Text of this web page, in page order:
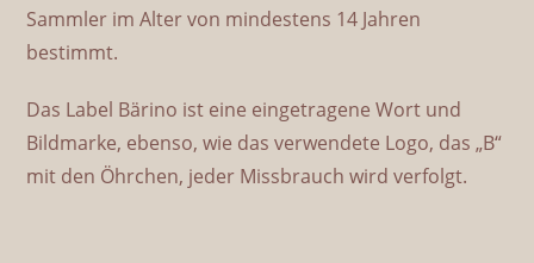
Sammler im Alter von mindestens 14 Jahren
bestimmt.
Das Label Bärino ist eine eingetragene Wort und
Bildmarke, ebenso, wie das verwendete Logo, das „B“
mit den Öhrchen, jeder Missbrauch wird verfolgt.